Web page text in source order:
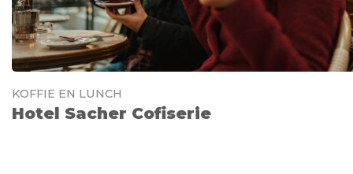
KOFFIE EN LUNCH
Hotel Sacher Cofiserie